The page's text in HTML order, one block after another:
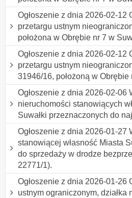
Ogłoszenie z dnia 2026-02-12
przetargu ustnym
położona w Obrębie nr 7 w
Ogłoszenie z dnia 2026-02-12
przetargu ustnym
31946/16, położoną w Obrębie
Ogłoszenie z dnia 2026-02-06
nieruchomości stanowiących
Suwałki przeznaczonych do
Ogłoszenie z dnia 2026-01-27
stanowiącej własność Miasta
do sprzedaży w drodze
22771/1).
Ogłoszenie z dnia 2026-01-26
ustnym ograniczonym, działka